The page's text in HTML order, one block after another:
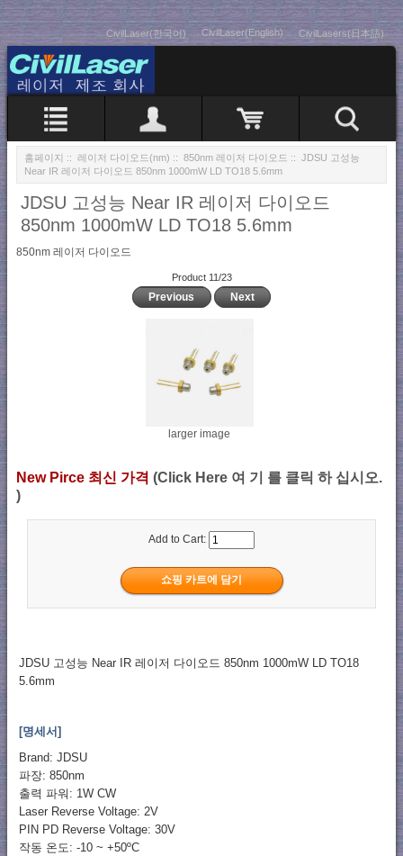
CivilLaser(한국어) CivilLaser(English) CivilLasers(日本語)
홈페이지 :: 레이저 다이오드(nm) :: 850nm 레이저 다이오드 :: JDSU 고성능
Near IR 레이저 다이오드 850nm 1000mW LD TO18 5.6mm
JDSU 고성능 Near IR 레이저 다이오드
850nm 1000mW LD TO18 5.6mm
850nm 레이저 다이오드
Product 11/23
Previous Next
larger image
New Pirce 최신 가격 (Click Here 여 기 를 클릭 하 십시오.
)
Add to Cart:
JDSU 고성능 Near IR 레이저 다이오드 850nm 1000mW LD TO18
5.6mm
[명세서]
Brand: JDSU
파장: 850nm
출력 파워: 1W CW
Laser Reverse Voltage: 2V
PIN PD Reverse Voltage: 30V
작동 온도: -10 ~ +50ºC